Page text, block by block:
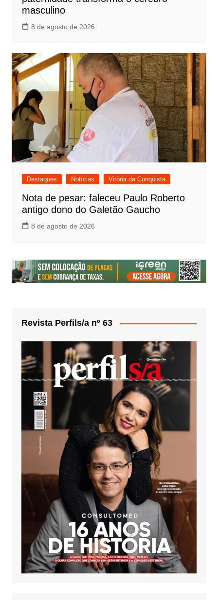
masculino
8 de agosto de 2026
Destaques Notícias Vitória da Conquista
Nota de pesar: faleceu Paulo Roberto
antigo dono do Galetão Gaucho
8 de agosto de 2026
Revista Perfils/a nº 63